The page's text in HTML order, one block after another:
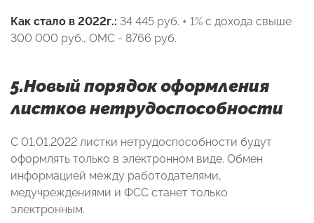
Как стало в 2022г.: 34 445 руб. + 1% с дохода свыше
300 000 руб., ОМС - 8766 руб.
5.Новый порядок оформления
листков нетрудоспособности
С 01.01.2022 листки нетрудоспособности будут
оформлять только в электронном виде. Обмен
информацией между работодателями,
медучреждениями и ФСС станет только
электронным.